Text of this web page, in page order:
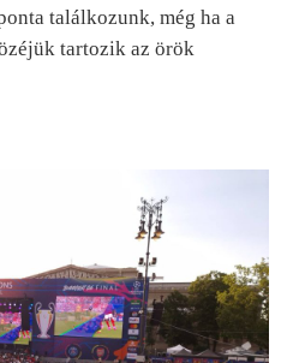
találkozunk, még ha a
tartozik az örök